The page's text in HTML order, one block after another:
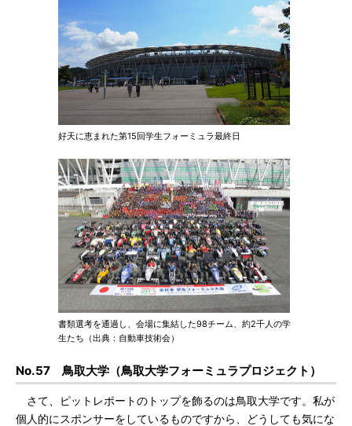
好天に恵まれた第15回学生フォーミュラ最終日
書類選考を通過し、会場に集結した98チーム、約2千人の学
生たち（出典：自動車技術会）
No.57 鳥取大学（鳥取大学フォーミュラプロジェクト）
さて、ピットレポートのトップを飾るのは鳥取大学です。私が
個人的にスポンサーをしているものですから、どうしても気にな